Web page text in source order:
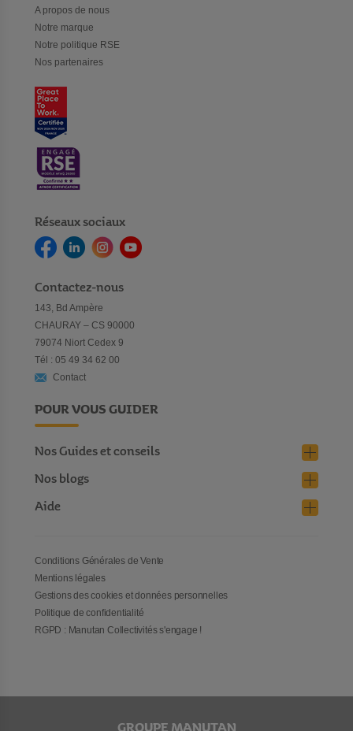
A propos de nous
Notre marque
Notre politique RSE
Nos partenaires
Réseaux sociaux
Contactez-nous
143, Bd Ampère
CHAURAY – CS 90000
79074 Niort Cedex 9
Tél : 05 49 34 62 00
Contact
POUR VOUS GUIDER
Nos Guides et conseils
Nos blogs
Aide
Conditions Générales de Vente
Mentions légales
Gestions des cookies et données personnelles
Politique de confidentialité
RGPD : Manutan Collectivités s'engage !
GROUPE MANUTAN